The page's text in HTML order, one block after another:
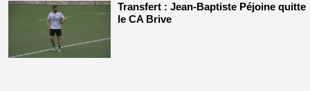
Transfert : Jean-Baptiste Péjoine quitte
le CA Brive